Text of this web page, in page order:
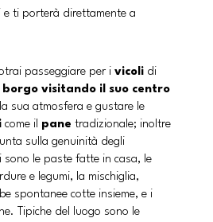
e ti porterà direttamente a
passeggiare per i vicolidi
visitando il suo centro
sua atmosfera e gustare le
come il pane tradizionale; inoltre
sulla genuinità degli
le paste fatte in casa, le
e legumi, la mischiglia,
spontanee cotte insieme, e i
Tipiche del luogo sono le